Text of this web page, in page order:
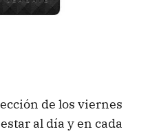
de los viernes
al día y en cada